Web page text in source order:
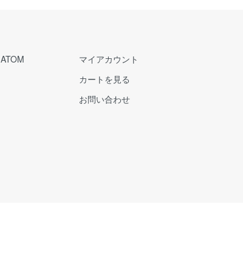
ATOM
マイアカウント
カートを見る
お問い合わせ